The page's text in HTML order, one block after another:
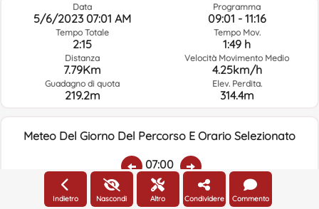
Data
5/6/2023 07:01 AM
Tempo Totale
2:15
Distanza
7.79Km
Guadagno di quota
219.2m
Programma
09:01 - 11:16
Tempo Mov.
1:49 h
Velocità Movimento Medio
4.25km/h
Elev. Perdita.
314.4m
Meteo Del Giorno Del Percorso E Orario Selezionato
07:00
Temp.: Piovere:Umidità Media:Velocità Vento:Indirizzo Vento:
Indietro Nascondi Altro Condividere Commento